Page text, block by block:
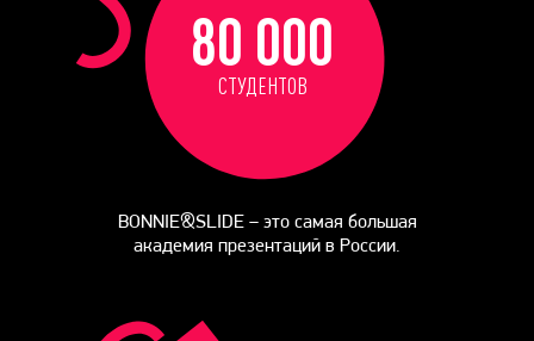
80 000
СТУДЕНТОВ
BONNIE&SLIDE – это самая большая
академия презентаций в России.